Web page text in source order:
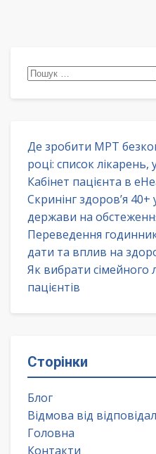
Пошук:
Де зробити МРТ
році: список
Кабінет пацієнта в
Скринінг здоров’я 40+
держави на
Переведення
дати та вплив на
Як вибрати сімейного
пацієнтів
Сторінки
Блог
Відмова від
Головна
Контакти